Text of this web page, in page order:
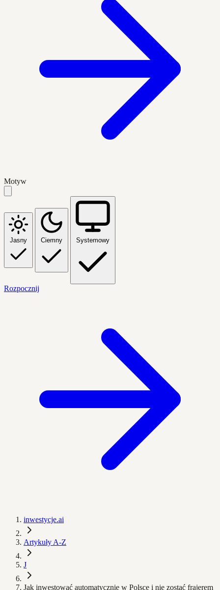
Motyw
Jasny Ciemny Systemowy
Rozpocznij
inwestycje.ai
Artykuły A-Z
J
Jak inwestować automatycznie w Polsce i nie zostać frajerem